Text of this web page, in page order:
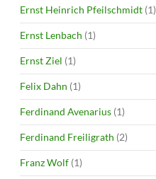
Ernst Heinrich Pfeilschmidt (1)
Ernst Lenbach (1)
Ernst Ziel (1)
Felix Dahn (1)
Ferdinand Avenarius (1)
Ferdinand Freiligrath (2)
Franz Wolf (1)